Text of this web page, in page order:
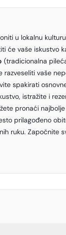
u lokalnu
će vaše iskustvo
(tradicionalna
razveseliti vaše
spakirati
istražite i
pronaći
prilagođeno
ruku. Započnite